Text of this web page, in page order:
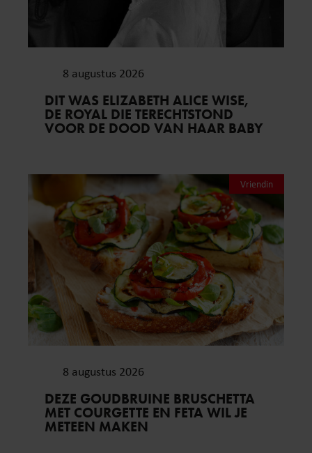
8 augustus 2026
DIT WAS ELIZABETH ALICE WISE,
DE ROYAL DIE TERECHTSTOND
VOOR DE DOOD VAN HAAR BABY
Vriendin
8 augustus 2026
DEZE GOUDBRUINE BRUSCHETTA
MET COURGETTE EN FETA WIL JE
METEEN MAKEN